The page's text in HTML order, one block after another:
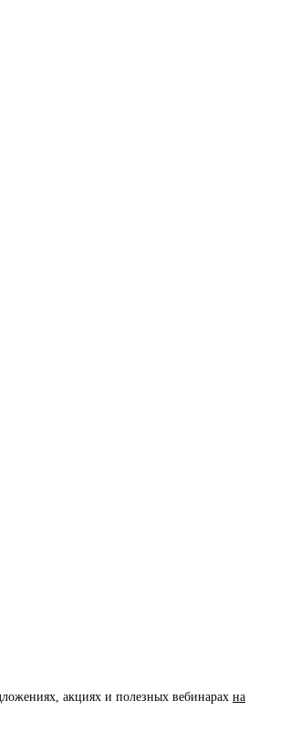
акциях и полезных вебинарах на